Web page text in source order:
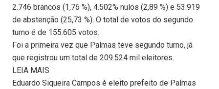
2.746 brancos (1,76 %), 4.502% nulos (2,89 %) e 53.919
de abstenção (25,73 %). O total de votos do segundo
turno é de 155.605 votos.
Foi a primeira vez que Palmas teve segundo turno, já
que registrou um total de 209.524 mil eleitores.
LEIA MAIS
Eduardo Siqueira Campos é eleito prefeito de Palmas